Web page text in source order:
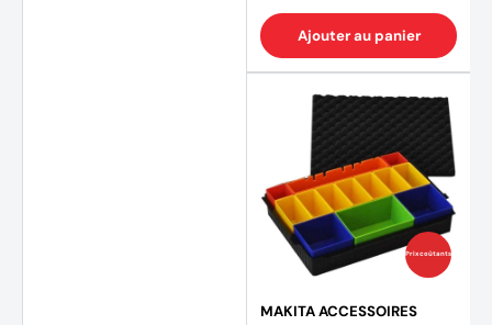
(1
Ajouter au panier
Prix coûtants
MAKITA ACCESSOIRES